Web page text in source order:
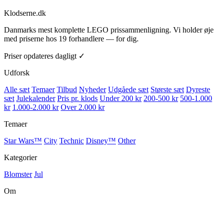
Klodserne.dk
Danmarks mest komplette LEGO prissammenligning. Vi holder øje
med priserne hos 19 forhandlere — for dig.
Priser opdateres dagligt ✓
Udforsk
Alle sæt Temaer Tilbud Nyheder Udgåede sæt Største sæt Dyreste
sæt Julekalender Pris pr. klods Under 200 kr 200-500 kr 500-1.000
kr 1.000-2.000 kr Over 2.000 kr
Temaer
Star Wars™ City Technic Disney™ Other
Kategorier
Blomster Jul
Om